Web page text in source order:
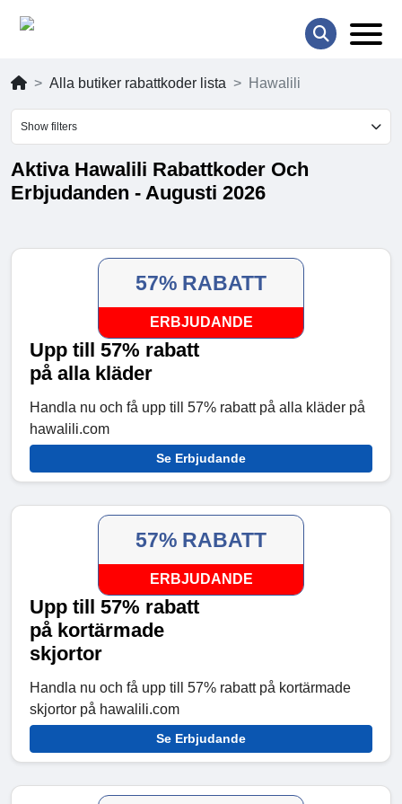
Alla butiker rabattkoder lista Hawalili
Show filters
Aktiva Hawalili Rabattkoder Och
Erbjudanden - Augusti 2026
57% RABATT
ERBJUDANDE
Upp till 57% rabatt
på alla kläder
Handla nu och få upp till 57% rabatt på alla kläder på
hawalili.com
Se Erbjudande
57% RABATT
ERBJUDANDE
Upp till 57% rabatt
på kortärmade
skjortor
Handla nu och få upp till 57% rabatt på kortärmade
skjortor på hawalili.com
Se Erbjudande